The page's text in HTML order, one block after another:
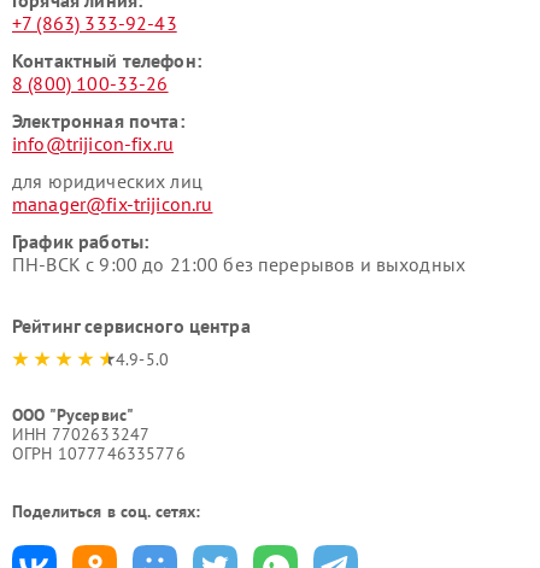
+7 (863) 333-92-43
Контактный телефон:
8 (800) 100-33-26
Электронная почта:
info@trijicon-fix.ru
для юридических лиц
manager@fix-trijicon.ru
График работы:
ПН-ВСК с 9:00 до 21:00 без перерывов и выходных
Рейтинг сервисного центра
4.9-5.0
ООО "Русервис"
ИНН 7702633247
ОГРН 1077746335776
Поделиться в соц. сетях: